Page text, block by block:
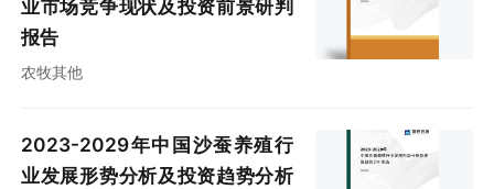
业市场竞争现状及投资前景研判
报告
农牧其他
2023-2029年中国沙蚕养殖行
业发展形势分析及投资趋势分析